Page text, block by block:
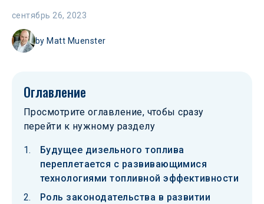
сентябрь 26, 2023
by Matt Muenster
Оглавление
Просмотрите оглавление, чтобы сразу
перейти к нужному разделу
Будущее дизельного топлива
переплетается с развивающимися
технологиями топливной эффективности
Роль законодательства в развитии